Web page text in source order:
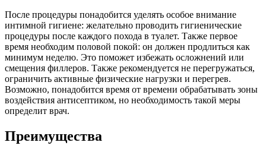
После процедуры понадобится уделять особое внимание
интимной гигиене: желательно проводить гигиенические
процедуры после каждого похода в туалет. Также первое
время необходим половой покой: он должен продлиться как
минимум неделю. Это поможет избежать осложнений или
смещения филлеров. Также рекомендуется не перегружаться,
ограничить активные физические нагрузки и перегрев.
Возможно, понадобится время от времени обрабатывать зоны
воздействия антисептиком, но необходимость такой меры
определит врач.
Преимущества